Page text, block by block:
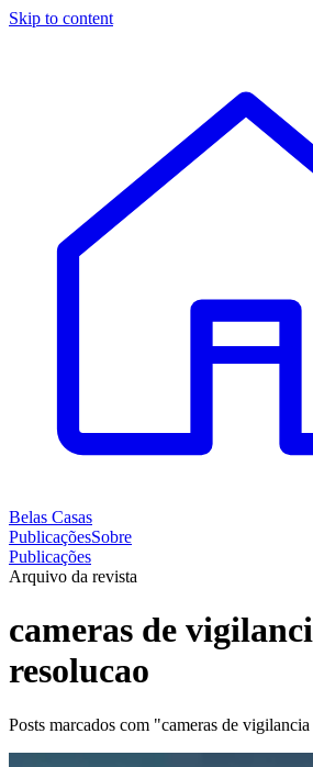
Skip to content
Belas Casas
PublicaçõesSobre
Publicações
Arquivo da revista
cameras de
resolucao
Posts marcados com "cameras de